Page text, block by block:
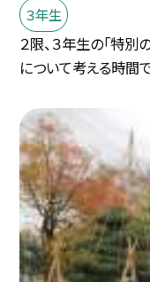
３年生
２限、３年生の「特
について考える時間